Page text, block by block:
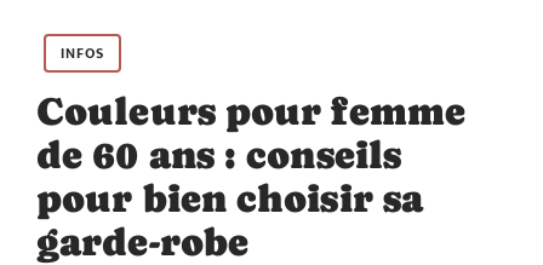
INFOS
Couleurs pour femme
de 60 ans : conseils
pour bien choisir sa
garde-robe